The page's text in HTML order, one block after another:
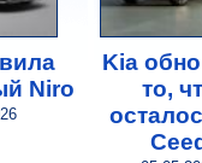
Niro
Kia
то,